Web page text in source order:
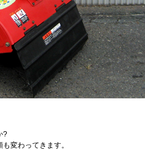
?
変わってきます。